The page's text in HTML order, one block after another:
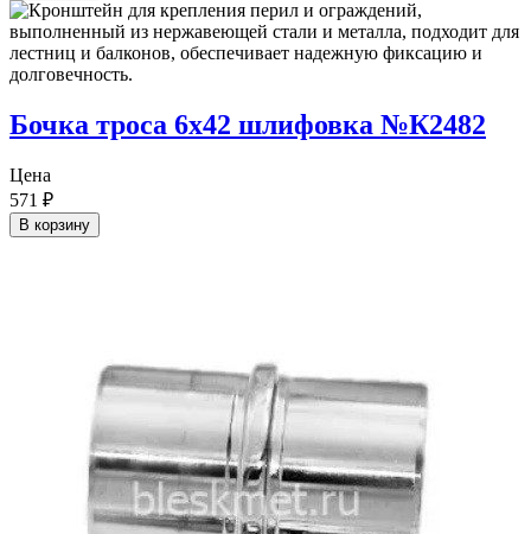
Бочка троса 6х42 шлифовка №К2482
Цена
571 ₽
В корзину